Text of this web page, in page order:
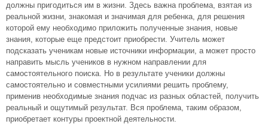
должны пригодиться им в жизни. Здесь важна проблема, взятая из
реальной жизни, знакомая и значимая для ребенка, для решения
которой ему необходимо приложить полученные знания, новые
знания, которые еще предстоит приобрести. Учитель может
подсказать ученикам новые источники информации, а может просто
направить мысль учеников в нужном направлении для
самостоятельного поиска. Но в результате ученики должны
самостоятельно и совместными усилиями решить проблему,
применив необходимые знания подчас из разных областей, получить
реальный и ощутимый результат. Вся проблема, таким образом,
приобретает контуры проектной деятельности.